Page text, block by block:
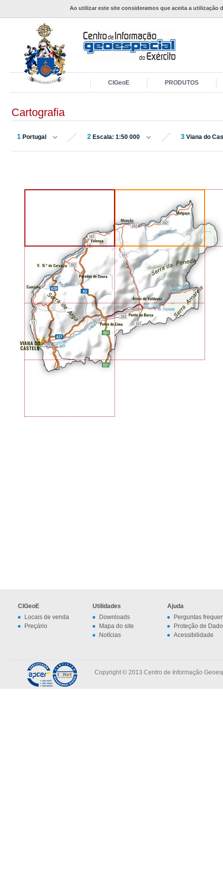
Ao utilizar este site consideramos que aceita a utilização
CIGeoE PRODUTOS
Cartografia
1 Portugal 2 Escala: 1:50 000 3 Viana do
CIGeoE
Locais de venda
Preçário
Utilidades
Downloads
Mapa do site
Notícias
Ajuda
Perguntas
Proteção de
Acessibilidade
Copyright © 2013 Centro de Informação